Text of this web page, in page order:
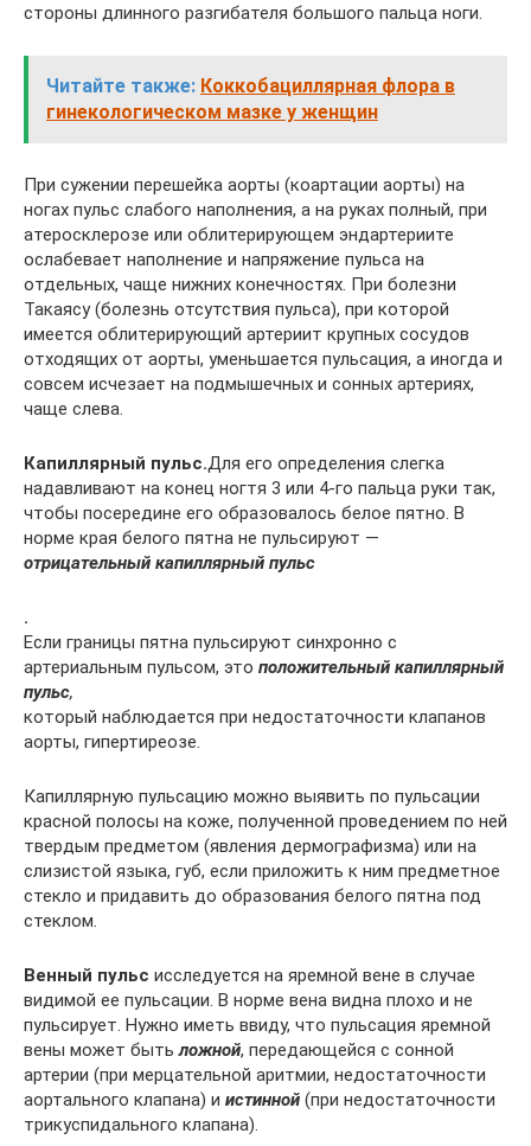
стороны длинного разгибателя большого пальца ноги.
Читайте также: Коккобациллярная флора в
гинекологическом мазке у женщин
При сужении перешейка аорты (коартации аорты) на
ногах пульс слабого наполнения, а на руках полный, при
атеросклерозе или облитерирующем эндартериите
ослабевает наполнение и напряжение пульса на
отдельных, чаще нижних конечностях. При болезни
Такаясу (болезнь отсутствия пульса), при которой
имеется облитерирующий артериит крупных сосудов
отходящих от аорты, уменьшается пульсация, а иногда и
совсем исчезает на подмышечных и сонных артериях,
чаще слева.
Капиллярный пульс.Для его определения слегка
надавливают на конец ногтя 3 или 4-го пальца руки так,
чтобы посередине его образовалось белое пятно. В
норме края белого пятна не пульсируют —
отрицательный капиллярный пульс
.
Если границы пятна пульсируют синхронно с
артериальным пульсом, это положительный капиллярный
пульс,
который наблюдается при недостаточности клапанов
аорты, гипертиреозе.
Капиллярную пульсацию можно выявить по пульсации
красной полосы на коже, полученной проведением по ней
твердым предметом (явления дермографизма) или на
слизистой языка, губ, если приложить к ним предметное
стекло и придавить до образования белого пятна под
стеклом.
Венный пульс исследуется на яремной вене в случае
видимой ее пульсации. В норме вена видна плохо и не
пульсирует. Нужно иметь ввиду, что пульсация яремной
вены может бытьложной, передающейся с сонной
артерии (при мерцательной аритмии, недостаточности
аортального клапана) и истинной (при недостаточности
трикуспидального клапана).